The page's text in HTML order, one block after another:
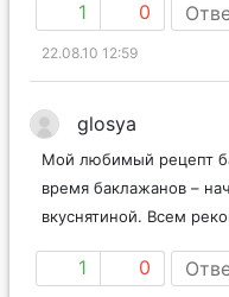
1 0
22.08.10 12:59
glosya
Мой любимый рецепт
время баклажанов –
вкуснятиной. Всем
1 0